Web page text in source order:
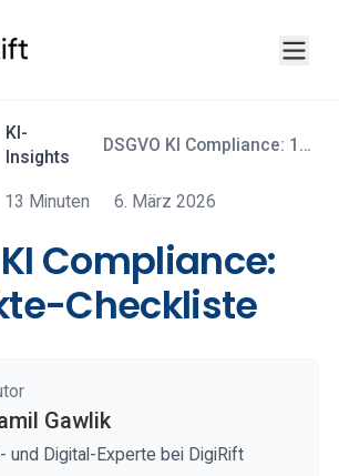
KI-
Insights
DSGVO KI Compliance: 10-
13 Minuten 6. März 2026
KI Compliance:
Checkliste
Gawlik
und Digital-Experte bei DigiRift